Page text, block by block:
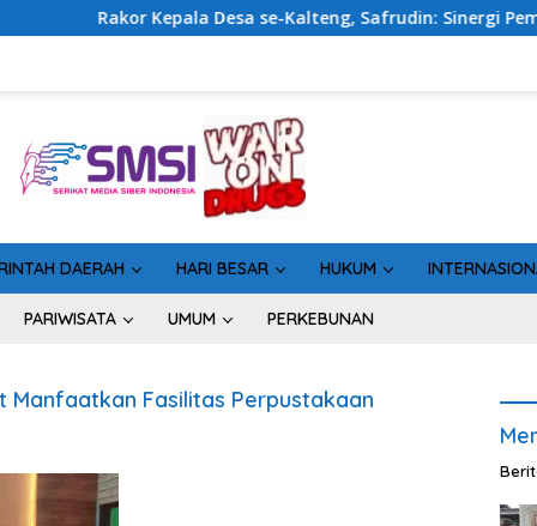
Kepala Desa se-Kalteng, Safrudin: Sinergi Pemerintahan
DAERAH HARI BESAR HUKUM
PARIWISATA UMUM PERKEBUNAN
Manfaatkan Fasilitas Perpustakaan